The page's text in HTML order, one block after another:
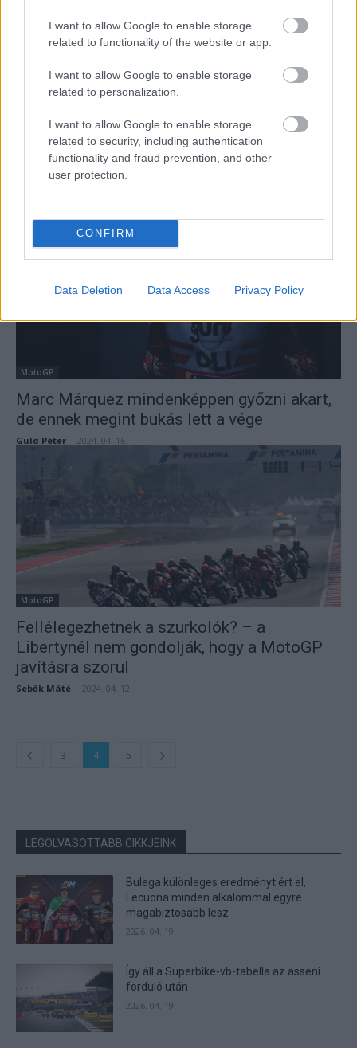
I want to allow Google to enable storage
related to functionality of the website or app.
I want to allow Google to enable storage
related to personalization.
I want to allow Google to enable storage
related to security, including authentication
functionality and fraud prevention, and other
user protection.
CONFIRM
Data Deletion Data Access Privacy Policy
MotoGP
Hamilton megszólalt a MotoGP és a
MotoGP
Marc Márquez mindenképpen győzni akart,
de ennek megint bukás lett a vége
Guld Péter 2024. 04. 16.
MotoGP
Fellélegezhetnek a szurkolók? – a
Libertynél nem gondolják, hogy a MotoGP
javításra szorul
Sebők Máté 2024. 04. 12.
3 4 5
LEGOLVASOTTABB CIKKJEINK
Bulega különleges eredményt ért el,
Lecuona minden alkalommal egyre
magabiztosabb lesz
2026. 04. 19.
Így áll a Superbike-vb-tabella az asseni
forduló után
2026. 04. 19.